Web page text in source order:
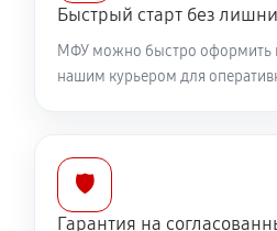
Быстрый старт без
МФУ можно быстро оформить
нашим курьером для
🛡️
Гарантия на